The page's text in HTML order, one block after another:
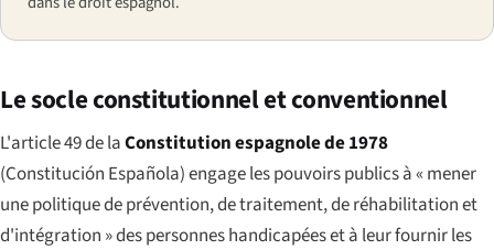
Le socle constitutionnel et conventionnel
L'article 49 de laConstitution espagnole de 1978
(Constitución Española) engage les pouvoirs publics à « mener
une politique de prévention, de traitement, de réhabilitation et
d'intégration » des personnes handicapées et à leur fournir les